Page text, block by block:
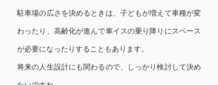
駐車場の広さを決めるときは、子どもが増えて車種が変
わったり、高齢化が進んで車イスの乗り降りにスペース
が必要になったりすることもあります。
将来の人生設計にも関わるので、しっかり検討して決め